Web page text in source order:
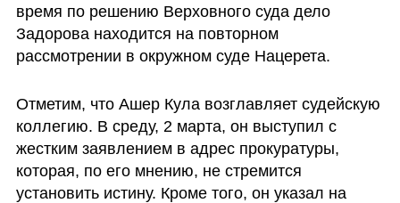
время по решению Верховного суда дело
Задорова находится на повторном
рассмотрении в окружном суде Нацерета.
Отметим, что Ашер Кула возглавляет судейскую
коллегию. В среду, 2 марта, он выступил с
жестким заявлением в адрес прокуратуры,
которая, по его мнению, не стремится
установить истину. Кроме того, он указал на